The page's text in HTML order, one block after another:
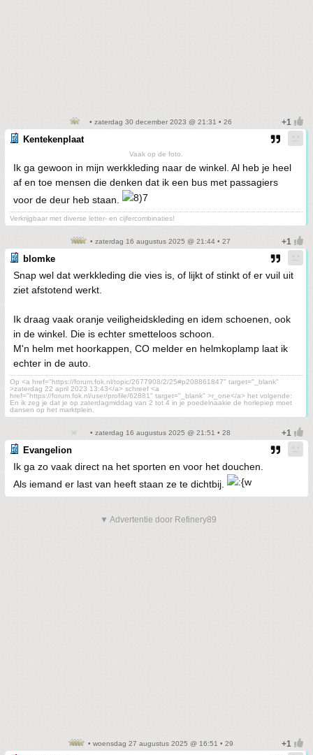
• zaterdag 30 december 2023 @ 21:31 • 26
Kentekenplaat
Vaak op de foto.
Ik ga gewoon in mijn werkkleding naar de winkel. Al heb je heel
af en toe mensen die denken dat ik een bus met passagiers
voor de deur heb staan.
Verkrijgbaar met diverse letter- en cijfercombinaties!
• zaterdag 16 augustus 2025 @ 21:44 • 27
blomke
Snap wel dat werkkleding die vies is, of lijkt of stinkt of er vuil uit
ziet afstotend werkt.
Ik draag vaak oranje veiligheidskleding en idem schoenen, ook
in de winkel. Die is echter smetteloos schoon.
M'n helm met hoorkappen, CO melder en helmkoplamp laat ik
echter in de auto.
Op <a href="https://forum.fok.nl/topic/2677908/2/25#p208861847" target="_blank"
>zaterdag 22 april 2023 13:43</a> schreef <a
href="https://forum.fok.nl/user/profile/62881" target="_blank" >r_one</a> het volgende:
En ik zeg je dat je op zaterdagmiddag van 2 tot 4 in je poedelnaakie de horlepiep moet
dansen op het marktplein.
• zaterdag 16 augustus 2025 @ 21:51 • 28
Evangelion
Ik ga zo vaak direct na het sporten en voor het douchen.
Als iemand er last van heeft staan ze te dichtbij.
▼ Advertentie door Refinery89
• woensdag 27 augustus 2025 @ 16:51 • 29